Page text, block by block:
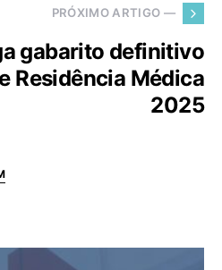
PRÓXIMO ARTIGO —
gabarito definitivo
Residência Médica
2025